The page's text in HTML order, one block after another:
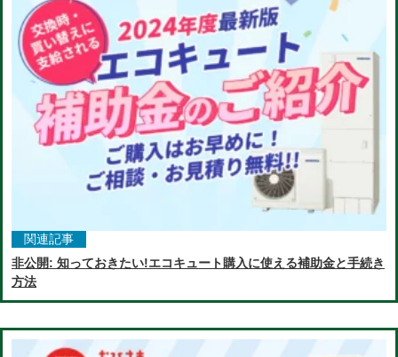
関連記事
非公開: 知っておきたい!エコキュート購入に使える補助金と手続き
方法